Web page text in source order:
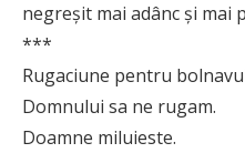
negreșit mai adânc și mai
***
Rugaciune pentru
Domnului sa ne rugam.
Doamne miluieste.